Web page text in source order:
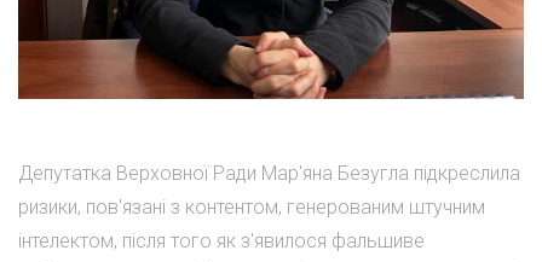
Депутатка Верховної Ради Мар'яна Безугла підкреслила
ризики, пов'язані з контентом, генерованим штучним
інтелектом, після того як з'явилося фальшиве